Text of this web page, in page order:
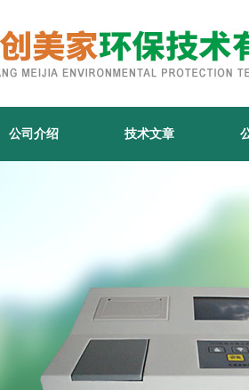
公司介绍 技术文章